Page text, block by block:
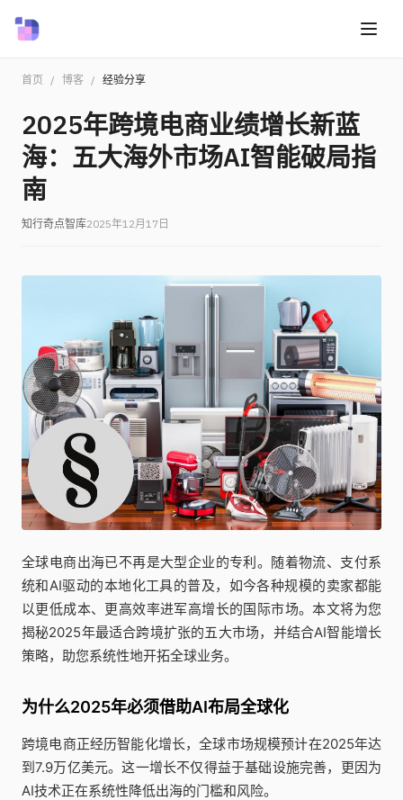
首页 / 博客 / 经验分享
2025年跨境电商业绩增长新蓝
海：五大海外市场AI智能破局指
南
知行奇点智库2025年12月17日
全球电商出海已不再是大型企业的专利。随着物流、支付系
统和AI驱动的本地化工具的普及，如今各种规模的卖家都能
以更低成本、更高效率进军高增长的国际市场。本文将为您
揭秘2025年最适合跨境扩张的五大市场，并结合AI智能增长
策略，助您系统性地开拓全球业务。
为什么2025年必须借助AI布局全球化
跨境电商正经历智能化增长，全球市场规模预计在2025年达
到7.9万亿美元。这一增长不仅得益于基础设施完善，更因为
AI技术正在系统性降低出海的门槛和风险。